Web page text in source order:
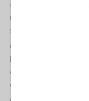
situazione, la prossima
mortale, che
statunitensi.
Quindi spetta agli attori
esercitare la leva
guerra.